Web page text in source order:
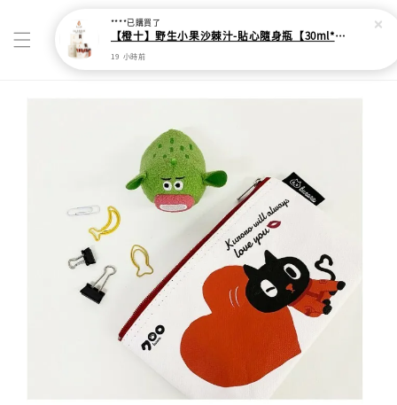
****已購買了
【橙十】野生小果沙棘汁-貼心隨身瓶【30ml*10瓶】
19 小時前